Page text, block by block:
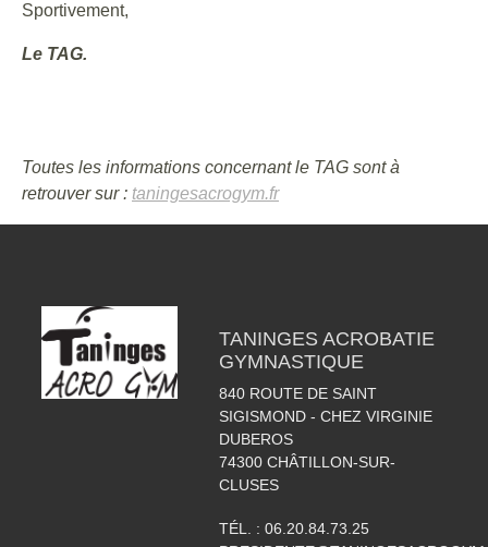
Sportivement,
Le TAG.
Toutes les informations concernant le TAG sont à
retrouver sur : taningesacrogym.fr
TANINGES ACROBATIE
GYMNASTIQUE
840 ROUTE DE SAINT
SIGISMOND - CHEZ VIRGINIE
DUBEROS
74300 CHÂTILLON-SUR-
CLUSES
TÉL. : 06.20.84.73.25